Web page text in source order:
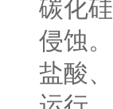
碳化
侵蚀
盐酸